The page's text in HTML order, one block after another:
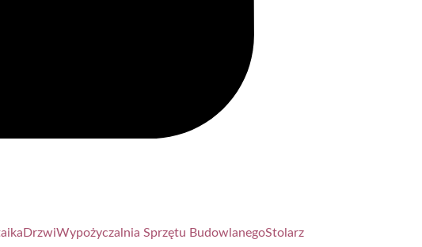
DrzwiWypożyczalnia Sprzętu BudowlanegoStolarz